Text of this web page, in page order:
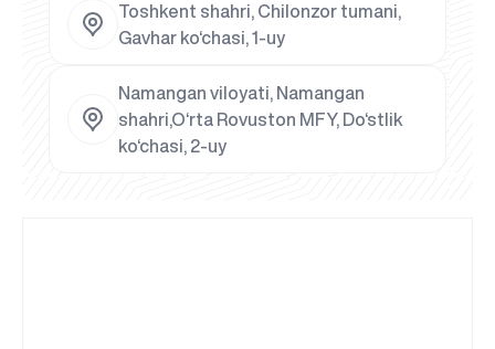
Toshkent shahri, Chilonzor tumani,
Gavhar ko‘chasi, 1-uy
Namangan viloyati, Namangan
shahri,O‘rta Rovuston MFY, Do‘stlik
ko‘chasi, 2-uy